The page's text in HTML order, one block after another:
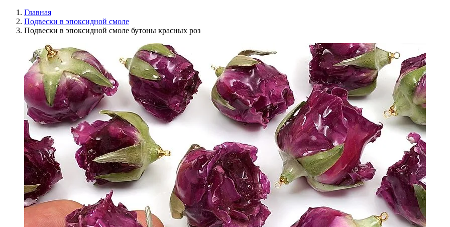
Главная
Подвески в эпоксидной смоле
Подвески в эпоксидной смоле бутоны красных роз